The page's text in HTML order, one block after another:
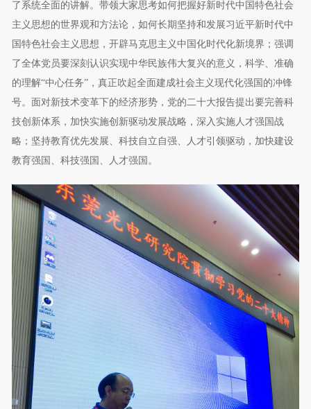
了系统全面的讲解。带领大家思考如何把握好新时代中国特色社会
主义思想的世界观和方法论，如何长期坚持和发展习近平新时代中
国特色社会主义思想，开辟马克思主义中国化时代化新境界；强调
了全体党员要深刻认识实现中华民族伟大复兴的意义，科学、准确
的理解“中心任务”，真正吹起全面建成社会主义现代化强国的冲锋
号。面对新技术变革下的经济形势，党的二十大报告提出要完善科
技创新体系，加快实施创新驱动发展战略，深入实施人才强国战
略；坚持教育优先发展、科技自立自强、人才引领驱动，加快建设
教育强国、科技强国、人才强国。